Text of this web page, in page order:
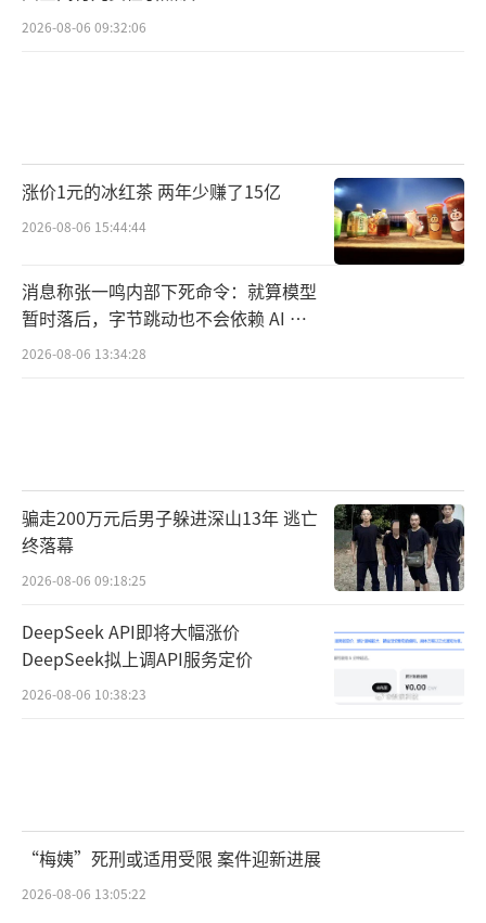
2026-08-06 09:32:06
涨价1元的冰红茶 两年少赚了15亿
2026-08-06 15:44:44
消息称张一鸣内部下死命令：就算模型
暂时落后，字节跳动也不会依赖 AI 蒸
馏技术
2026-08-06 13:34:28
骗走200万元后男子躲进深山13年 逃亡
终落幕
2026-08-06 09:18:25
DeepSeek API即将大幅涨价
DeepSeek拟上调API服务定价
2026-08-06 10:38:23
“梅姨”死刑或适用受限 案件迎新进展
2026-08-06 13:05:22